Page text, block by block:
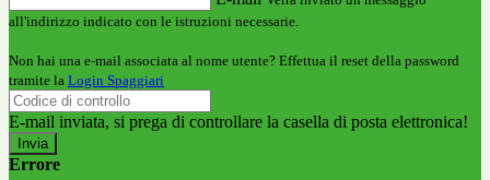
all'indirizzo indicato con le istruzioni necessarie.
Non hai una e-mail associata al nome utente? Effettua il reset della password
tramite la Login Spaggiari
E-mail inviata, si prega di controllare la casella di posta elettronica!
Errore